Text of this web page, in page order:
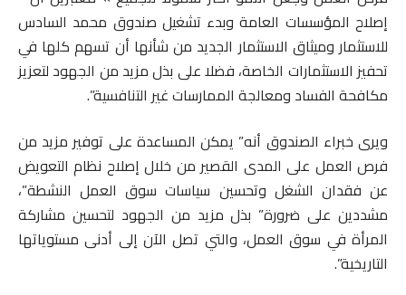
إصلاح المؤسسات العامة وبدء تشغيل صندوق محمد السادس
للاستثمار وميثاق الاستثمار الجديد من شأنها أن تسهم كلها في
تحفيز الاستثمارات الخاصة، فضلا على بذل مزيد من الجهود لتعزيز
مكافحة الفساد ومعالجة الممارسات غير التنافسية”.
ويرى خبراء الصندوق أنه” يمكن المساعدة على توفير مزيد من
فرص العمل على المدى القصير من خلال إصلاح نظام التعويض
عن فقدان الشغل وتحسين سياسات سوق العمل النشطة”،
مشددين على ضرورة” بذل مزيد من الجهود لتحسين مشاركة
المرأة في سوق العمل، والتي تصل الآن إلى أدنى مستوياتها
التاريخية”.